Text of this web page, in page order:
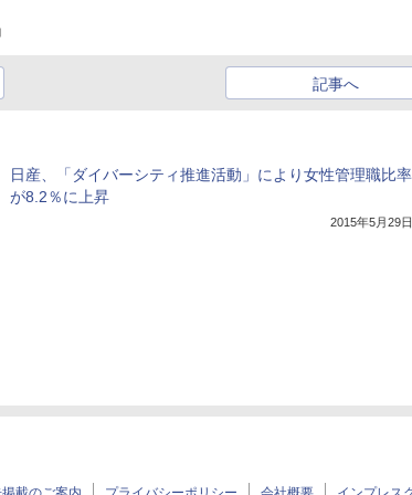
記事へ
日産、「ダイバーシティ推進活動」により女性管理職比率
が8.2％に上昇
2015年5月29日